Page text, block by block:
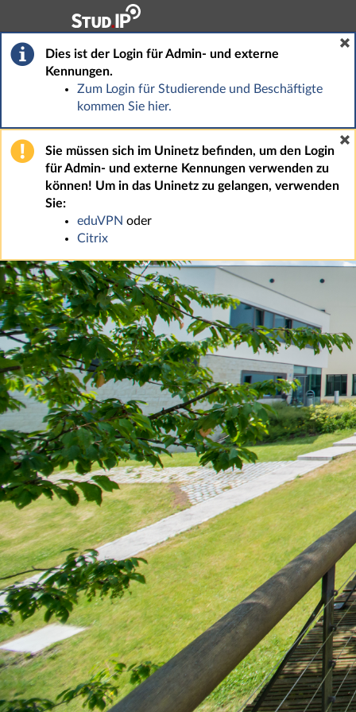
Hauptnavigation
Fußzeile
Dies ist der Login für Admin- und externe
Kennungen.
Zum Login für Studierende und Beschäftigte
kommen Sie hier.
Sie müssen sich im Uninetz befinden, um den Login
für Admin- und externe Kennungen verwenden zu
können! Um in das Uninetz zu gelangen, verwenden
Sie:
eduVPN oder
Citrix